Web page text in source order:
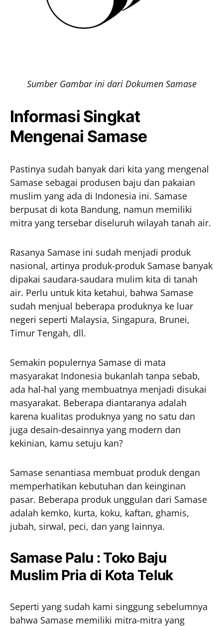
Sumber Gambar ini dari Dokumen Samase
Informasi Singkat
Mengenai Samase
Pastinya sudah banyak dari kita yang mengenal
Samase sebagai produsen baju dan pakaian
muslim yang ada di Indonesia ini. Samase
berpusat di kota Bandung, namun memiliki
mitra yang tersebar diseluruh wilayah tanah air.
Rasanya Samase ini sudah menjadi produk
nasional, artinya produk-produk Samase banyak
dipakai saudara-saudara mulim kita di tanah
air. Perlu untuk kita ketahui, bahwa Samase
sudah menjual beberapa produknya ke luar
negeri seperti Malaysia, Singapura, Brunei,
Timur Tengah, dll.
Semakin populernya Samase di mata
masyarakat Indonesia bukanlah tanpa sebab,
ada hal-hal yang membuatnya menjadi disukai
masyarakat. Beberapa diantaranya adalah
karena kualitas produknya yang no satu dan
juga desain-desainnya yang modern dan
kekinian, kamu setuju kan?
Samase senantiasa membuat produk dengan
memperhatikan kebutuhan dan keinginan
pasar. Beberapa produk unggulan dari Samase
adalah kemko, kurta, koku, kaftan, ghamis,
jubah, sirwal, peci, dan yang lainnya.
Samase Palu : Toko Baju
Muslim Pria di Kota Teluk
Seperti yang sudah kami singgung sebelumnya
bahwa Samase memiliki mitra-mitra yang